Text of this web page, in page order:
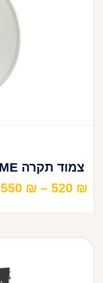
צמוד תקרה TIME עגול + שלט
520 ₪
–
550 ₪